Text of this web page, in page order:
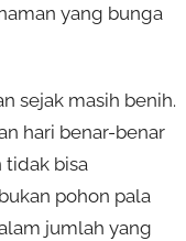
yang bunga
sejak masih benih.
hari benar-benar
tidak bisa
pohon pala
jumlah yang